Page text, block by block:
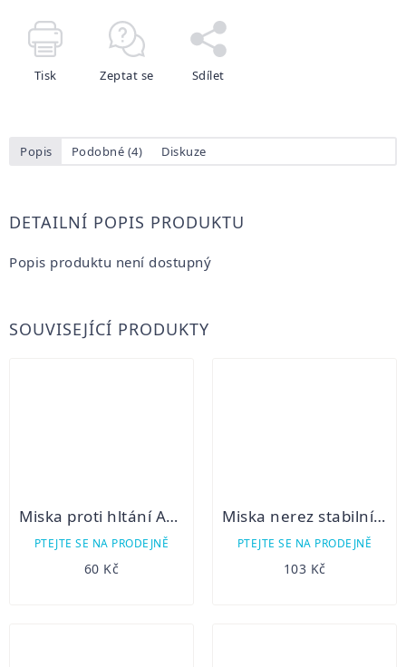
Tisk Zeptat se Sdílet
Popis Podobné (4) Diskuze
DETAILNÍ POPIS PRODUKTU
Popis produktu není dostupný
SOUVISEJÍCÍ PRODUKTY
Miska proti hltání Adagio malá
PTEJTE SE NA PRODEJNĚ
60 Kč
Miska nerez stabilní broušená 1,55 l
PTEJTE SE NA PRODEJNĚ
103 Kč